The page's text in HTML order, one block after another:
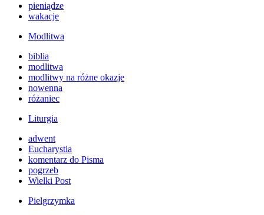
pieniądze
wakacje
Modlitwa
biblia
modlitwa
modlitwy na różne okazje
nowenna
różaniec
Liturgia
adwent
Eucharystia
komentarz do Pisma
pogrzeb
Wielki Post
Pielgrzymka